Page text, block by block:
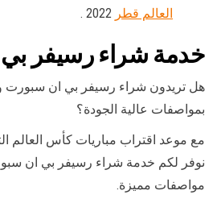
العالم قطر
خدمة شراء رسيفر
هل تريدون شراء رسيفر بي ان سبورت
بمواصفات عالية الجودة؟
نوفر لكم خدمة شراء رسيفر بي ان
مواصفات مميزة.